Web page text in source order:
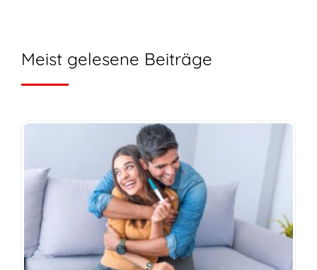
Meist gelesene Beiträge